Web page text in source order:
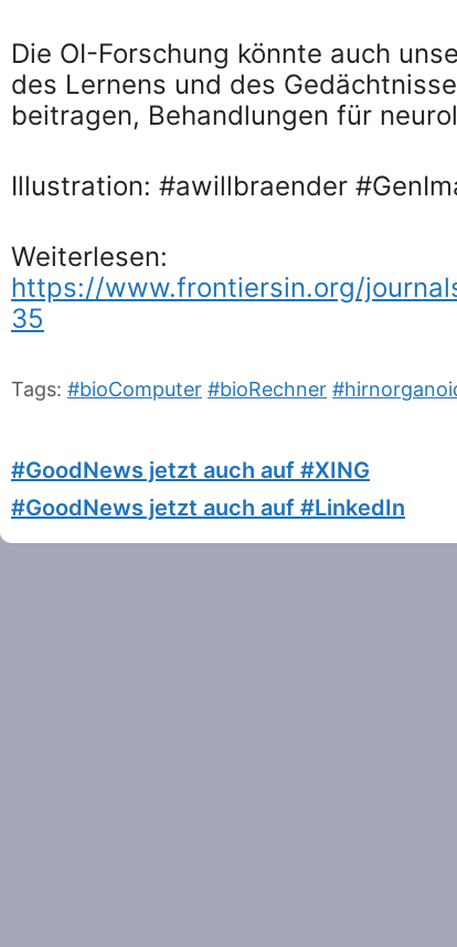
Die OI-Forschung könnte auch
des Lernens und des
beitragen, Behandlungen für
Illustration: #awillbraender
Weiterlesen:
https://www.frontiersin.org/
35
Tags: #bioComputer #bioRechner
#GoodNews jetzt auch auf #XING
#GoodNews jetzt auch auf #LinkedIn